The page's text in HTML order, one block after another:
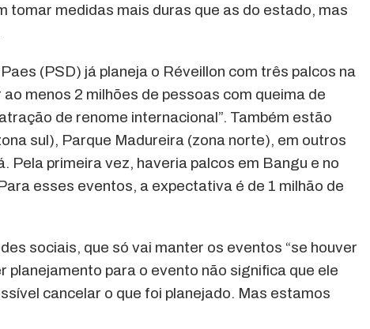
tomar medidas mais duras que as do estado, mas
(PSD) já planeja o Réveillon com três palcos na
menos 2 milhões de pessoas com queima de
de renome internacional”. Também estão
sul), Parque Madureira (zona norte), em outros
Pela primeira vez, haveria palcos em Bangu e no
esses eventos, a expectativa é de 1 milhão de
sociais, que só vai manter os eventos “se houver
planejamento para o evento não significa que ele
cancelar o que foi planejado. Mas estamos